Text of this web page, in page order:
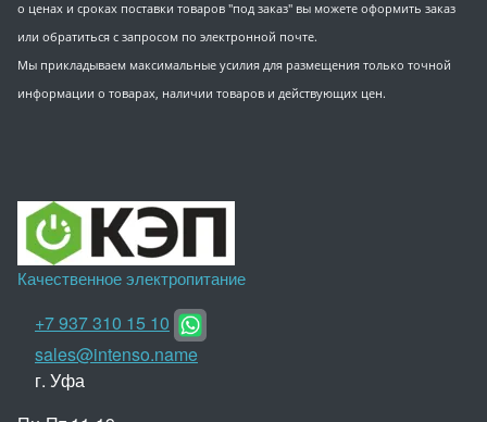
о ценах и сроках поставки товаров "под заказ" вы можете оформить заказ
или обратиться с запросом по электронной почте.
Мы прикладываем максимальные усилия для размещения только точной
информации о товарах, наличии товаров и действующих цен.
Качественное электропитание
+7 937 310 15 10
sales@intenso.name
г. Уфа